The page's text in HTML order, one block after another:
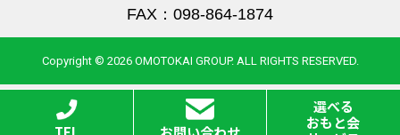
FAX：098-864-1874
Copyright © 2026 OMOTOKAI GROUP. ALL RIGHTS RESERVED.
選べる
おもと会